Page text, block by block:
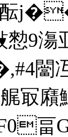
愸9
闣冱
冣廭